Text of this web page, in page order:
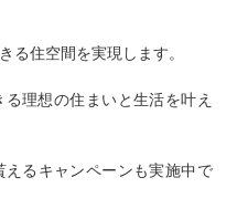
る住空間を実現します。
理想の住まいと生活を叶え
るキャンペーンも実施中で